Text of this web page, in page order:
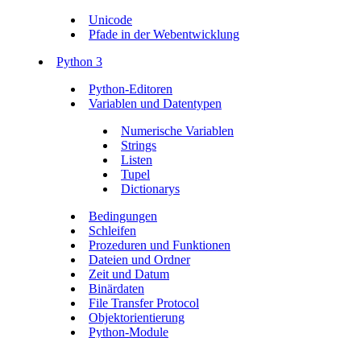
Unicode
Pfade in der Webentwicklung
Python 3
Python-Editoren
Variablen und Datentypen
Numerische Variablen
Strings
Listen
Tupel
Dictionarys
Bedingungen
Schleifen
Prozeduren und Funktionen
Dateien und Ordner
Zeit und Datum
Binärdaten
File Transfer Protocol
Objektorientierung
Python-Module